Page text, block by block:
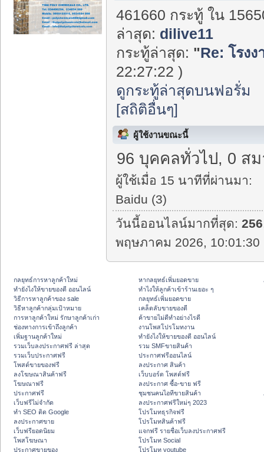
461660 กระทู้ ใน
ล่าสุด: dilive11
กระทู้ล่าสุด: "Re: โรง
22:27:22 )
ดูกระทู้ล่าสุดบนฟอรั่ม
[สถิติอื่นๆ]
ผู้ใช้งานขณะนี้
96 บุคคลทั่วไป, 0 ส
ผู้ใช้เมื่อ 15 นาทีที่ผ่านมา:
Baidu (3)
วันนี้ออนไลน์มากที่สุด:256
พฤษภาคม 2026, 10:01:30
กลยุทธ์การหาลูกค้าใหม่
ทํายังไงให้ขายของดี ออนไลน์
วิธีการหาลูกค้าของ sale
วิธีหาลูกค้ากลุ่มเป้าหมาย
การหาลูกค้าใหม่ รักษาลูกค้าเก่า
ช่องทางการเข้าถึงลูกค้า
เพิ่มฐานลูกค้าใหม่
รวมเว็บลงประกาศฟรี ล่าสุด
รวมเว็บประกาศฟรี
โพสต์ขายของฟรี
ลงโฆษณาสินค้าฟรี
โฆษณาฟรี
ประกาศฟรี
เว็บฟรีไม่จำกัด
ทำ SEO ติด Google
ลงประกาศขาย
เว็บฟรียอดนิยม
โพสโฆษณา
ประกาศขายของ
หากลยุทธ์เพิ่มยอดขาย
ทําไงให้ลูกค้าเข้าร้านเยอะ ๆ
กลยุทธ์เพิ่มยอดขาย
เคล็ดลับขายของดี
ค้าขายไม่ดีทำอย่างไรดี
งานโพสโปรโมทงาน
ทํายังไงให้ขายของดี ออนไลน์
รวม SMFขายสินค้า
ประกาศฟรีออนไลน์
ลงประกาศ สินค้า
เว็บบอร์ด โพสต์ฟรี
ลงประกาศ ซื้อ-ขาย ฟรี
ชุมชนคนไอทีขายสินค้า
ลงประกาศฟรีใหม่ๆ 2023
โปรโมทธุรกิจฟรี
โปรโมทสินค้าฟรี
แจกฟรี รายชื่อเว็บลงประกาศฟรี
โปรโมท Social
โปรโมท youtube